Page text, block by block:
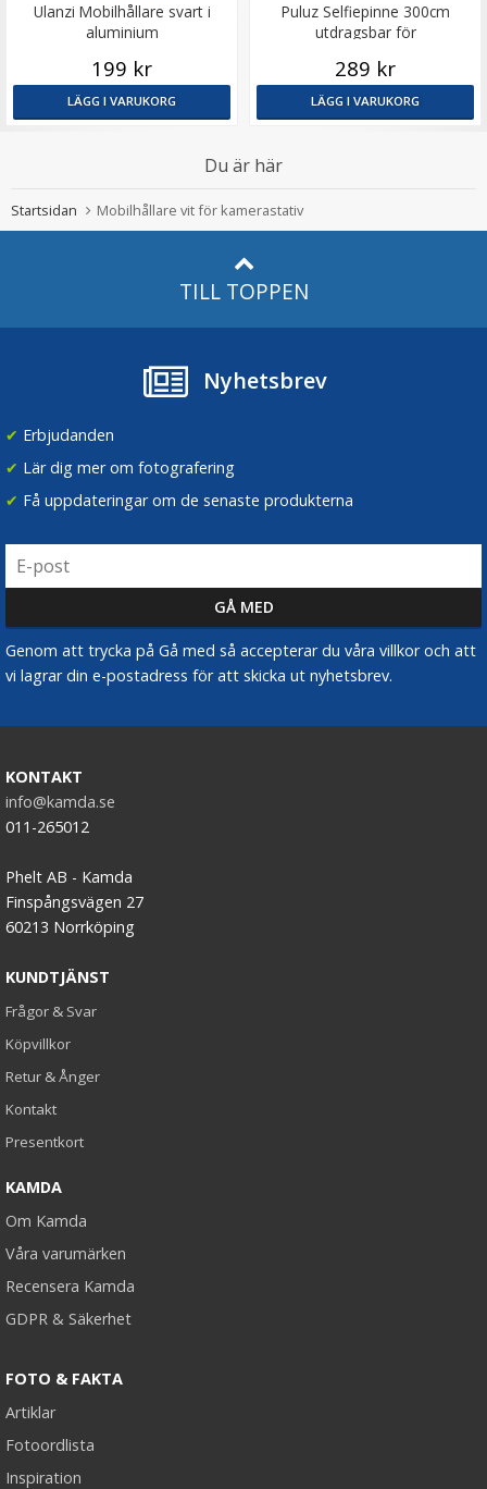
Ulanzi Mobilhållare svart i
aluminium
199 kr
LÄGG I VARUKORG
Puluz Selfiepinne 300cm
utdragsbar för
metall
289 kr
LÄGG I VARUKORG
Du är här
Startsidan Mobilhållare vit för kamerastativ
TILL TOPPEN
Nyhetsbrev
✔ Erbjudanden
✔ Lär dig mer om fotografering
✔ Få uppdateringar om de senaste produkterna
Genom att trycka på Gå med så accepterar du våra villkor och att
vi lagrar din e-postadress för att skicka ut nyhetsbrev.
KONTAKT
info@kamda.se
011-265012
Phelt AB - Kamda
Finspångsvägen 27
60213 Norrköping
KUNDTJÄNST
Frågor & Svar
Köpvillkor
Retur & Ånger
Kontakt
Presentkort
KAMDA
Om Kamda
Våra varumärken
Recensera Kamda
GDPR & Säkerhet
FOTO & FAKTA
Artiklar
Fotoordlista
Inspiration